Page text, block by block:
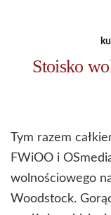
Stoisko
Tym razem
FWiOO i
wolnościowego
Woodstock.